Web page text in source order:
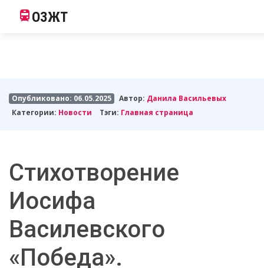
ОЗЖТ
Опубликовано: 06.05.2025 Автор: Данила Васильевых
Категории: Новости Тэги: Главная страница
Стихотворение
Иосифа
Василевского
«Победа».